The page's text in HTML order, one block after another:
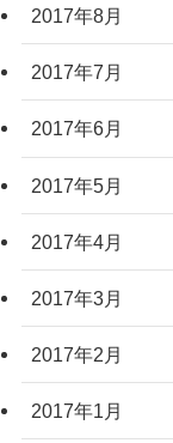
2017年8月
2017年7月
2017年6月
2017年5月
2017年4月
2017年3月
2017年2月
2017年1月